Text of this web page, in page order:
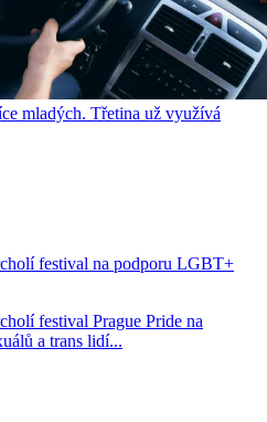
mladých. Třetina už využívá
festival na podporu LGBT+
festival Prague Pride na
a trans lidí...